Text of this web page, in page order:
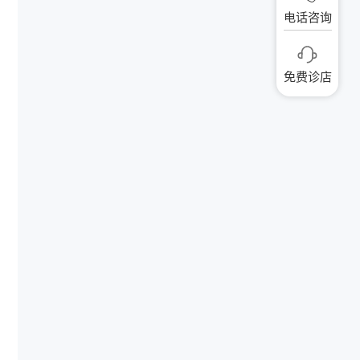
电话咨询
免费诊店